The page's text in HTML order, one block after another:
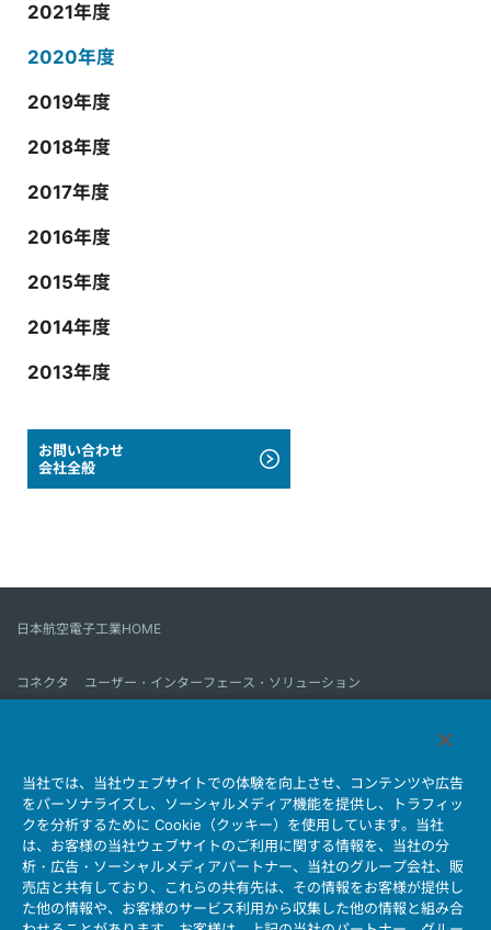
2021年度
2020年度
2019年度
2018年度
2017年度
2016年度
2015年度
2014年度
2013年度
お問い合わせ
会社全般
日本航空電子工業HOME
コネクタ
ユーザー・インターフェース・ソリューション
会社情報 サステナビリティ IR情報 採用情報
会社情報新着一覧
製品情報新着一覧
サイトマップ お問い合わせ
個人情報保護ポリシー
JAE Cookie Policy
ウェブアクセシビリティ方針
マイナンバー情報保護ポリシー
当社では、当社ウェブサイトでの体験を向上させ、コンテンツや広告
をパーソナライズし、ソーシャルメディア機能を提供し、トラフィッ
クを分析するために Cookie（クッキー）を使用しています。当社
は、お客様の当社ウェブサイトのご利用に関する情報を、当社の分
析・広告・ソーシャルメディアパートナー、当社のグループ会社、販
売店と共有しており、これらの共有先は、その情報をお客様が提供し
た他の情報や、お客様のサービス利用から収集した他の情報と組み合